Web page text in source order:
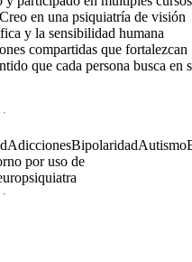
en una psiquiatría de visión
y la sensibilidad humana
compartidas que fortalezcan
que cada persona busca en
AdiccionesBipolaridadAutismo
por uso de